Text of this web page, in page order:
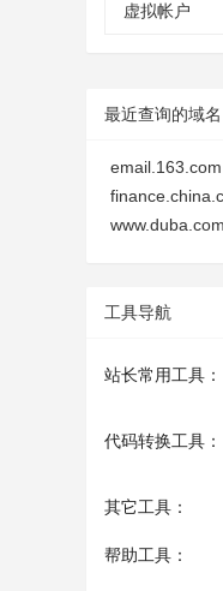
虚拟帐户
最近查询的域名
email.163.com
www.duba.com
工具导航
站长常用工具：
代码转换工具：
其它工具：
帮助工具：